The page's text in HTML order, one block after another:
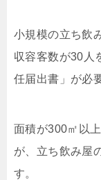
小規模の立ち飲
収容客数が30人
任届出書」が必
面積が300㎡以
が、立ち飲み屋
す。